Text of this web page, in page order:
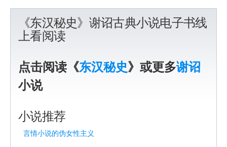
《东汉秘史》谢诏古典小说电子书线
上看阅读
点击阅读《东汉秘史》或更多谢诏
小说
小说推荐
言情小说的伪女性主义